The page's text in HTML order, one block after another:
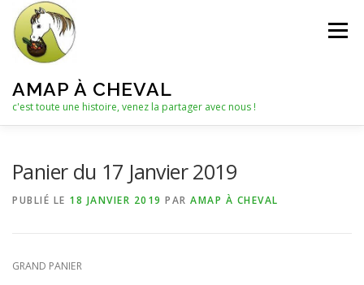
contenu
AMAP À CHEVAL
c'est toute une histoire, venez la partager avec nous !
Menu
Panier du 17 Janvier 2019
PUBLIÉ LE 18 JANVIER 2019 PAR AMAP À CHEVAL
GRAND PANIER